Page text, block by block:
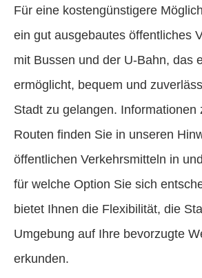
Für eine kostengünstigere
ein gut ausgebautes öffentliches
mit Bussen und der U-Bahn, das
ermöglicht, bequem und
Stadt zu gelangen. Informationen
Routen finden Sie in unseren
öffentlichen Verkehrsmitteln in
für welche Option Sie sich
bietet Ihnen die Flexibilität, die
Umgebung auf Ihre bevorzugte
erkunden.